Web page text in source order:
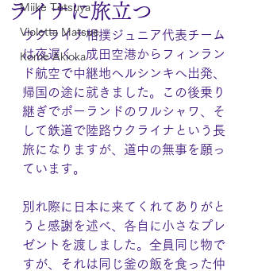
Miike Tetsuya
Violetta Matsue
Kome Akioka
ライナに旅立つ
ウクライナ相撲ジュニア代表チーム
は夜遅く、成田空港からフィンラン
ド航空で中継地ヘルシンキへ出発、
帰国の途に就きました。この後乗り
継ぎでポーランドのワルシャワ、そ
して鉄道で陸路ウクライナという長
旅になりますが、道中の無事を願っ
ています。
別れ際に日本に来てくれてありがと
うと感謝を述べ、各自に小さなプレ
ゼントを渡しました。全員同じ物で
すが、それは同じ釜の飯を食った仲